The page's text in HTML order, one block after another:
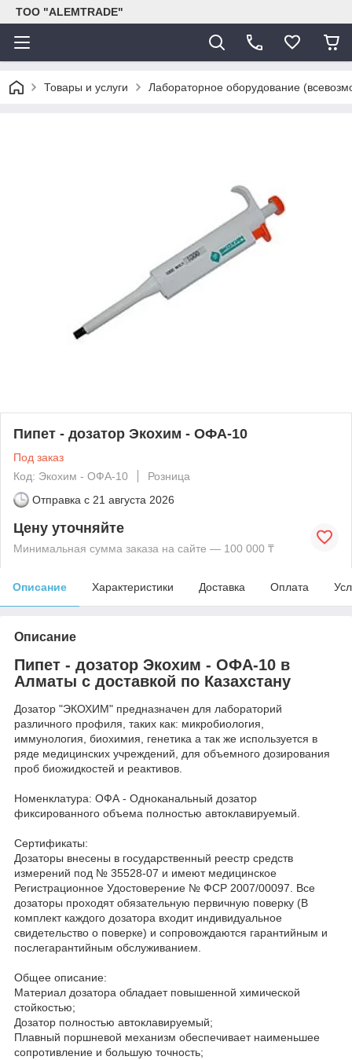
ТОО "ALEMTRADE"
Товары и услуги Лабораторное оборудование
Пипет - дозатор Экохим - ОФА-10
Под заказ
Код: Экохим - ОФА-10
Розница
Отправка с 21 августа 2026
Цену уточняйте
Минимальная сумма заказа на сайте — 100 000 ₸
Описание Характеристики Доставка Оплата
Описание
Пипет - дозатор Экохим - ОФА-10 в
Алматы с доставкой по Казахстану
Дозатор "ЭКОХИМ" предназначен для лабораторий
различного профиля, таких как: микробиология,
иммунология, биохимия, генетика а так же используется в
ряде медицинских учреждений, для объемного дозирования
проб биожидкостей и реактивов.
Номенклатура: ОФА - Одноканальный дозатор
фиксированного объема полностью автоклавируемый.
Сертификаты:
Дозаторы внесены в государственный реестр средств
измерений под № 35528-07 и имеют медицинское
Регистрационное Удостоверение № ФСР 2007/00097. Все
дозаторы проходят обязательную первичную поверку (В
комплект каждого дозатора входит индивидуальное
свидетельство о поверке) и сопровождаются гарантийным и
послегарантийным обслуживанием.
Общее описание:
Материал дозатора обладает повышенной химической
стойкостью;
Дозатор полностью автоклавируемый;
Плавный поршневой механизм обеспечивает наименьшее
сопротивление и большую точность;